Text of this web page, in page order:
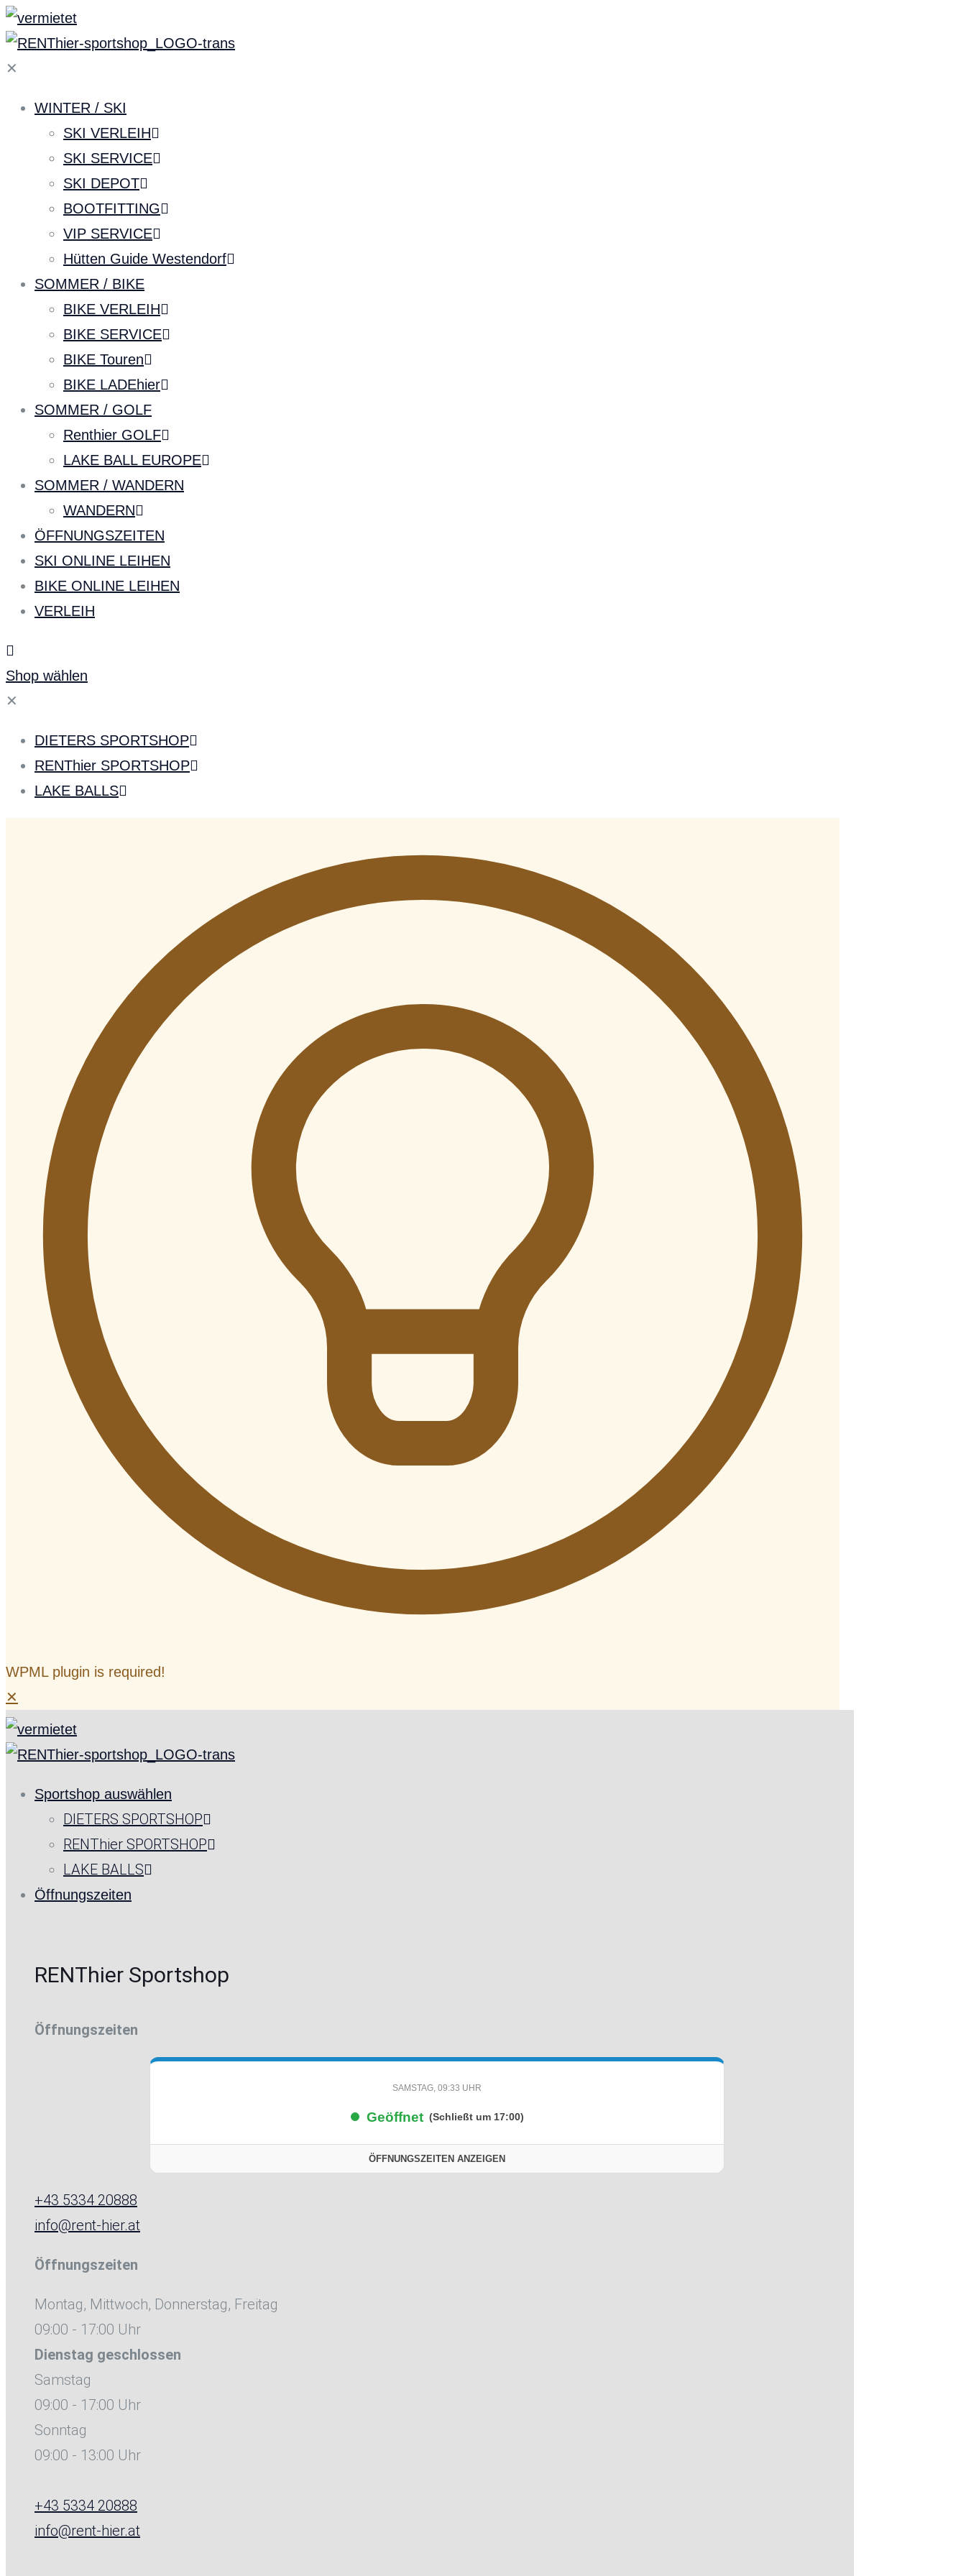
✕
WINTER / SKI
SKI VERLEIH
SKI SERVICE
SKI DEPOT
BOOTFITTING
VIP SERVICE
Hütten Guide Westendorf
SOMMER / BIKE
BIKE VERLEIH
BIKE SERVICE
BIKE Touren
BIKE LADEhier
SOMMER / GOLF
Renthier GOLF
LAKE BALL EUROPE
SOMMER / WANDERN
WANDERN
ÖFFNUNGSZEITEN
SKI ONLINE LEIHEN
BIKE ONLINE LEIHEN
VERLEIH
Shop wählen
✕
DIETERS SPORTSHOP
RENThier SPORTSHOP
LAKE BALLS
WPML plugin is required!
✕
Sportshop auswählen
DIETERS SPORTSHOP
RENThier SPORTSHOP
LAKE BALLS
Öffnungszeiten
RENThier Sportshop
Öffnungszeiten
SAMSTAG, 09:33 UHR
Geöffnet (Schließt um 17:00)
ÖFFNUNGSZEITEN ANZEIGEN
+43 5334 20888
info@rent-hier.at
Öffnungszeiten
Montag, Mittwoch, Donnerstag, Freitag
09:00 - 17:00 Uhr
Dienstag geschlossen
Samstag
09:00 - 17:00 Uhr
Sonntag
09:00 - 13:00 Uhr
+43 5334 20888
info@rent-hier.at